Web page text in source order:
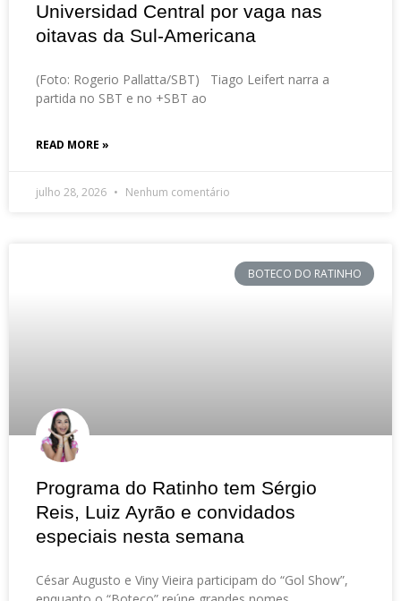
Universidad Central por vaga nas
oitavas da Sul-Americana
(Foto: Rogerio Pallatta/SBT) Tiago Leifert narra a
partida no SBT e no +SBT ao
READ MORE »
julho 28, 2026 Nenhum comentário
BOTECO DO RATINHO
Programa do Ratinho tem Sérgio
Reis, Luiz Ayrão e convidados
especiais nesta semana
César Augusto e Viny Vieira participam do “Gol Show”,